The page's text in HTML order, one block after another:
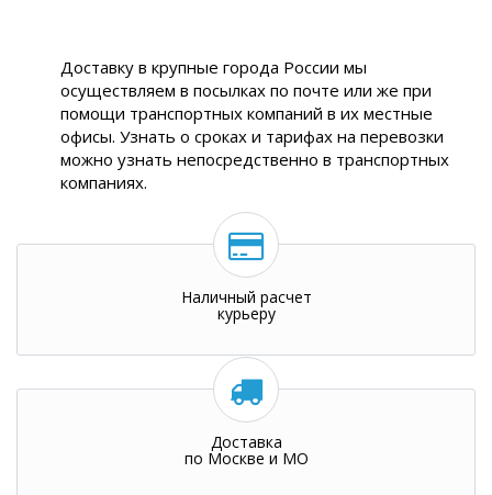
Доставку в крупные города России мы
осуществляем в посылках по почте или же при
помощи транспортных компаний в их местные
офисы. Узнать о сроках и тарифах на перевозки
можно узнать непосредственно в транспортных
компаниях.
Наличный расчет
курьеру
Доставка
по Москве и МО